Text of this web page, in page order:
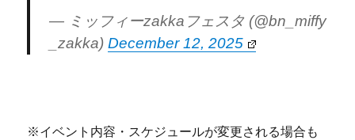
— ミッフィーzakkaフェスタ (@bn_miffy
_zakka)December 12, 2025
※イベント内容・スケジュールが変更される場合も